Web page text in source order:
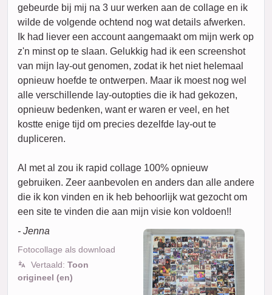
gebeurde bij mij na 3 uur werken aan de collage en ik
wilde de volgende ochtend nog wat details afwerken.
Ik had liever een account aangemaakt om mijn werk op
z'n minst op te slaan. Gelukkig had ik een screenshot
van mijn lay-out genomen, zodat ik het niet helemaal
opnieuw hoefde te ontwerpen. Maar ik moest nog wel
alle verschillende lay-outopties die ik had gekozen,
opnieuw bedenken, want er waren er veel, en het
kostte enige tijd om precies dezelfde lay-out te
dupliceren.
Al met al zou ik rapid collage 100% opnieuw
gebruiken. Zeer aanbevolen en anders dan alle andere
die ik kon vinden en ik heb behoorlijk wat gezocht om
een site te vinden die aan mijn visie kon voldoen!!
- Jenna
Fotocollage als download
Vertaald: Toon
origineel (en)